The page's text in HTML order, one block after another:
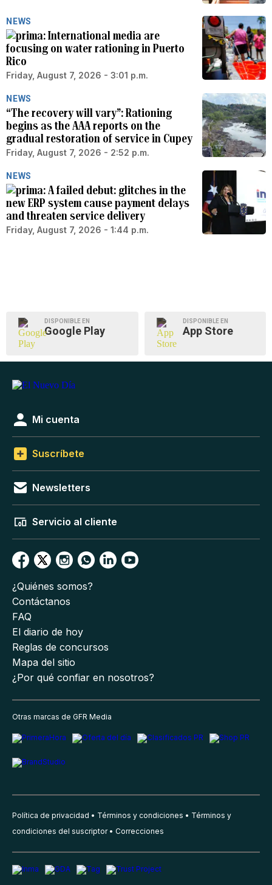
NEWS
International media are
focusing on water rationing in Puerto
Rico
Friday, August 7, 2026 - 3:01 p.m.
NEWS
“The recovery will vary”: Rationing
begins as the AAA reports on the
gradual restoration of service in Cupey
Friday, August 7, 2026 - 2:52 p.m.
NEWS
A failed debut: glitches in the
new ERP system cause payment delays
and threaten service delivery
Friday, August 7, 2026 - 1:44 p.m.
DISPONIBLE EN
Google Play
DISPONIBLE EN
App Store
Mi cuenta
Suscríbete
Newsletters
Servicio al cliente
¿Quiénes somos?
Contáctanos
FAQ
El diario de hoy
Reglas de concursos
Mapa del sitio
¿Por qué confiar en nosotros?
Otras marcas de GFR Media
Política de privacidad Términos y condiciones
Términos y
condiciones del suscriptor
Correcciones